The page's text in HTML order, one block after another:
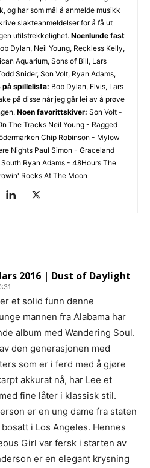
inn blant platene vi skriver
mange måter en nisjeblogg, så
i noen av kategoriene vi fokuserer
både du og vi å kaste bort tid.
Send oss en epost på
.
følgende:
ditt, og når det er release osv.
høre et eksempel uten å
din. Og uten å måtte logge
Soundcloud og YouTube. Dårlige
fint, men vi vil uansettpå et
MP3er hvis musikken skal
Tidal eller iTunes som eneste
med linker dit som eneste
“delete”-knappen.
som beskriver prosjektet ditt
eller en Facebookside hvor
Og coverbilde til platen.
fint.
etter en liten stund.
uhyre vanskelig å få hørt og sjekket
om at du har sendt oss musikken
og har som mål å anmelde musikk
slakteanmeldelser for å få ut
utilstrekkelighet. Noenlunde fast
Dylan, Neil Young, Reckless Kelly,
Aquarium, Sons of Bill, Lars
Snider, Son Volt, Ryan Adams,
på spillelista: Bob Dylan, Elvis, Lars
på disse når jeg går lei av å prøve
Noen favorittskiver: Son Volt -
The Tracks Neil Young - Ragged
Chip Robinson - Mylow
Nights Paul Simon - Graceland
Ryan Adams - 48Hours The
Rocks At The Moon
2016 | Dust of Daylight
et solid funn denne
mannen fra Alabama har
album med Wandering Soul.
den generasjonen med
som er i ferd med å gjøre
akkurat nå, har Lee et
fine låter i klassisk stil.
er en ung dame fra staten
i Los Angeles. Hennes
Girl var fersk i starten av
er en elegant krysning